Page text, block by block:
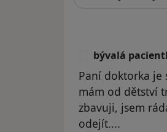
bývalá
Paní doktorka je
mám od dětství
zbavuji, jsem
odejít....